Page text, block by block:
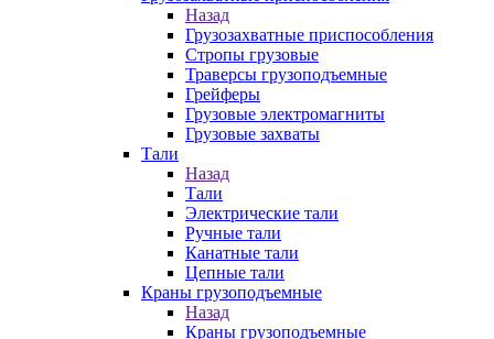
Назад
Грузозахватные приспособления
Стропы грузовые
Траверсы грузоподъемные
Грейферы
Грузовые электромагниты
Грузовые захваты
Тали
Назад
Тали
Электрические тали
Ручные тали
Канатные тали
Цепные тали
Краны грузоподъемные
Назад
Краны грузоподъемные